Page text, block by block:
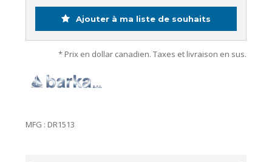
Ajouter à ma liste de souhaits
* Prix en dollar canadien. Taxes et livraison en sus.
MFG : DR1513